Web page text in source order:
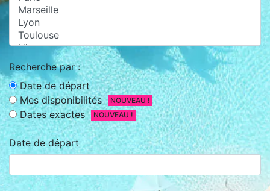
Recherche par :
Date de départ
Mes disponibilités
NOUVEAU !
Dates exactes NOUVEAU !
Date de départ